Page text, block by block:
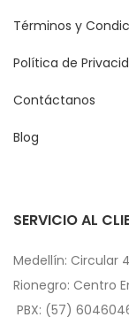
Términos y
Política de
Contáctanos
Blog
SERVICIO AL
Medellín: Circular
Rionegro: Centro
PBX: (57)